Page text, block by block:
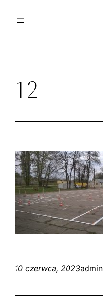
12
10 czerwca, 2023admin